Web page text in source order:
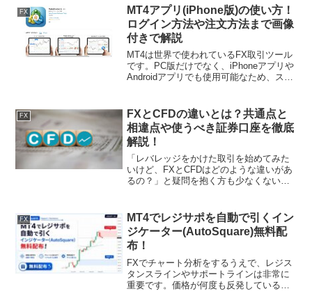
決め、自身に合った手法を身に着けるこ
とによって継続的な利...
FX
MT4アプリ(iPhone版)の使い方！
ログイン方法や注文方法まで画像
付きで解説
MT4は世界で使われているFX取引ツール
です。PC版だけでなく、iPhoneアプリや
Androidアプリでも使用可能なため、スマ
は、使用方法がわからないという方もい
るの...
FX
FXとCFDの違いとは？共通点と
相違点や使うべき証券口座を徹底
解説！
「レバレッジをかけた取引を始めてみた
いけど、FXとCFDはどのような違いがあ
るの？」と疑問を抱く方も少なくないで
在します。この記事では、FXとCFDの違
いを知りたい...
FX
MT4でレジサポを自動で引くイン
ジケーター(AutoSquare)無料配
布！
FXでチャート分析をするうえで、レジス
タンスラインやサポートラインは非常に
重要です。価格が何度も反発している高